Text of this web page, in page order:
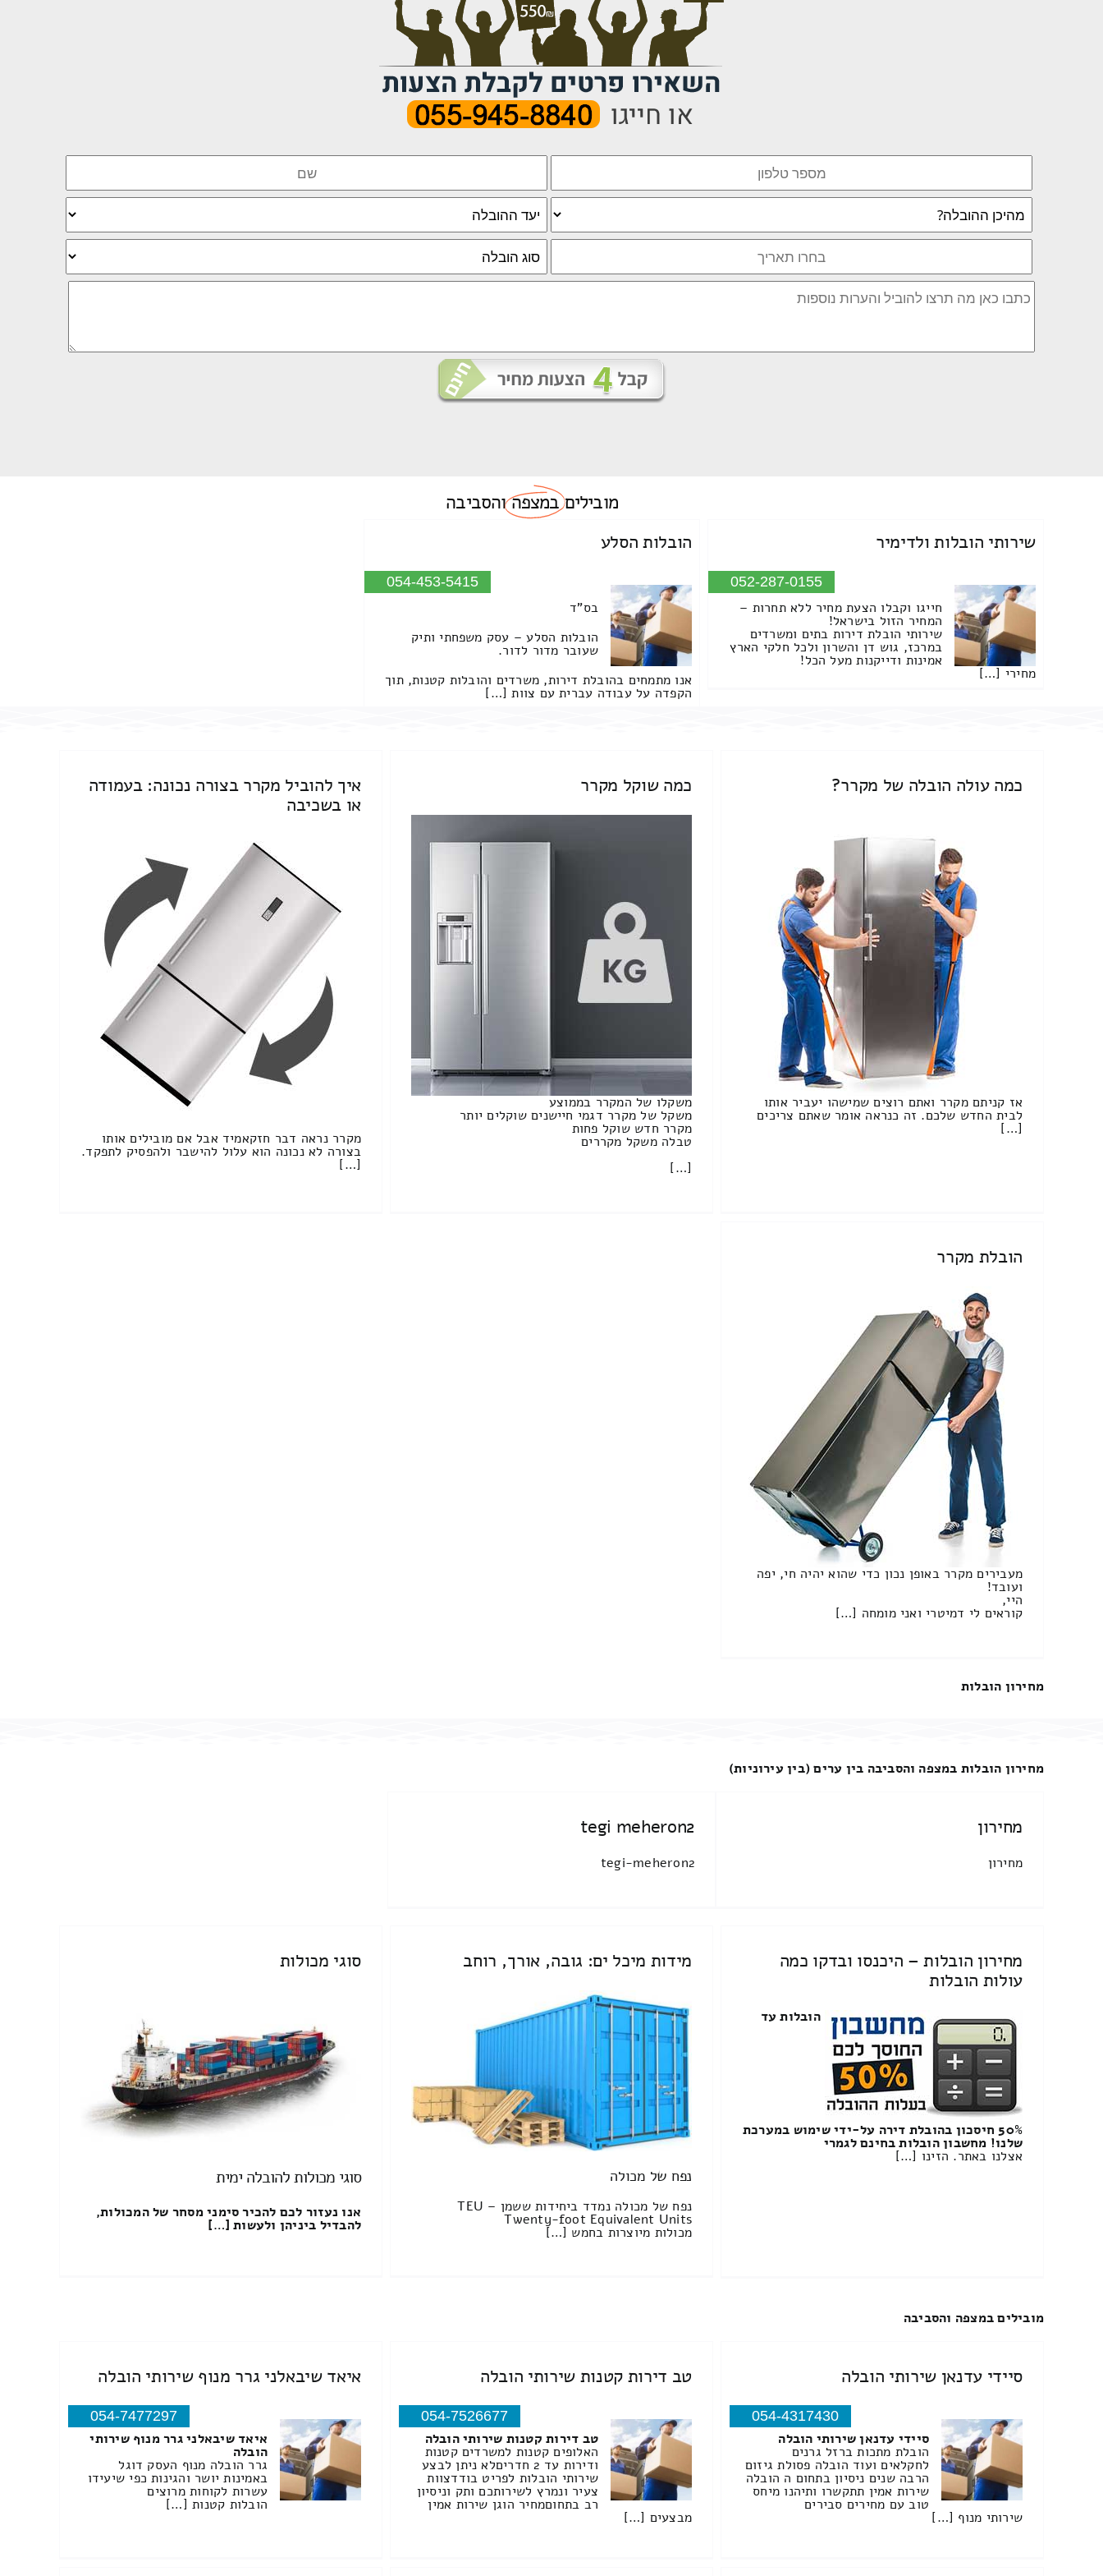
מוביליםבמצפהוהסביבה
שירותי הובלות ולדימיר
052-287-0155
חייגו וקבלו הצעת מחיר ללא תחרות –
המחיר הזול בישראל!
שירותי הובלת דירות בתים ומשרדים
במרכז, גוש דן והשרון ולכל חלקי הארץ
אמינות ודייקנות מעל הכל!
מחירי […]
הובלות הסלע
054-453-5415
בס"ד
הובלות הסלע – עסק משפחתי ותיק
שעובר מדור לדור.
אנו מתמחים בהובלת דירות, משרדים והובלות קטנות, תוך
הקפדה על עבודה עברית עם צוות […]
כמה עולה הובלה של מקרר?
אז קניתם מקרר ואתם רוצים שמישהו יעביר אותו
לבית החדש שלכם. זה כנראה אומר שאתם צריכים
[…]
כמה שוקל מקרר
משקלו של המקרר בממוצע
משקל של מקרר דגמי חיישנים שוקלים יותר
מקרר חדש שוקל פחות
טבלה משקל מקררים
[…]
איך להוביל מקרר בצורה נכונה: בעמודה
או בשכיבה
מקרר נראה דבר חזקאמיד אבל אם מובילים אותו
בצורה לא נכונה הוא עלול להישבר ולהפסיק לתפקד.
[…]
הובלת מקרר
מעבירים מקרר באופן נכון כדי שהוא יהיה חי, יפה
ועובד!
היי,
קוראים לי דמיטרי ואני מומחה […]
מחירון הובלות
מחירון הובלות במצפה והסביבה בין ערים (בין עירוניות)
מחירון
מחירון
tegi meheron2
tegi-meheron2
מחירון הובלות – היכנסו ובדקו כמה
עולות הובלות
הובלות עד
50% חיסכון בהובלת דירה על-ידי שימוש במערכת
שלנו! מחשבון הובלות בחינם לגמרי
אצלנו באתר. הזינו […]
מידות מיכל ים: גובה, אורך, רוחב
נפח של מכולה
נפח של מכולה נמדד ביחידות ששמן TEU –
Twenty-foot Equivalent Units
מכולות מיוצרות בחמש […]
סוגי מכולות
סוגי מכולות להובלה ימית
אנו נעזור לכם להכיר סימני מסחר של המכולות,
להבדיל ביניהן ולעשות […]
מובילים במצפה והסביבה
סיידי עדנאן שירותי הובלה
054-4317430
סיידי עדנאן שירותי הובלה
הובלת מתכות ברזל גרנים
לחקלאים ועוד הובלה פסולת גיזום
הרבה שנים ניסיון בתחום ה הובלה
שירות אמין תתקשרו ותיהנו מיחס
טוב עם מחירים סבירים
שירותי מנוף […]
טב דירות קטנות שירותי הובלה
054-7526677
טב דירות קטנות שירותי הובלה
האלופים קטנות למשרדים קטנות
ודירות עד 2 חדריםלא ניתן לבצע
שירותי הובלות לפריט בודדצוות
צעיר ונמרץ לשירותכם ותק וניסיון
רב בתחוםמחיר הוגן שירות אמין
מבצעים […]
איאד שיבאלני גרר מנוף שירותי הובלה
054-7477297
איאד שיבאלני גרר מנוף שירותי
הובלה
גרר הובלה מנוף העסק דוגל
באמינות יושר והגינות כפי שיעידו
עשרות לקוחות מרוצים
הובלות קטנות […]